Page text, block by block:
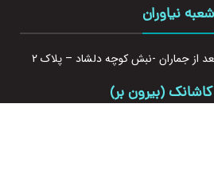
شعبه نیاوران
از جماران -نبش کوچه دلشاد – پلاک 2
(بیرون بر)